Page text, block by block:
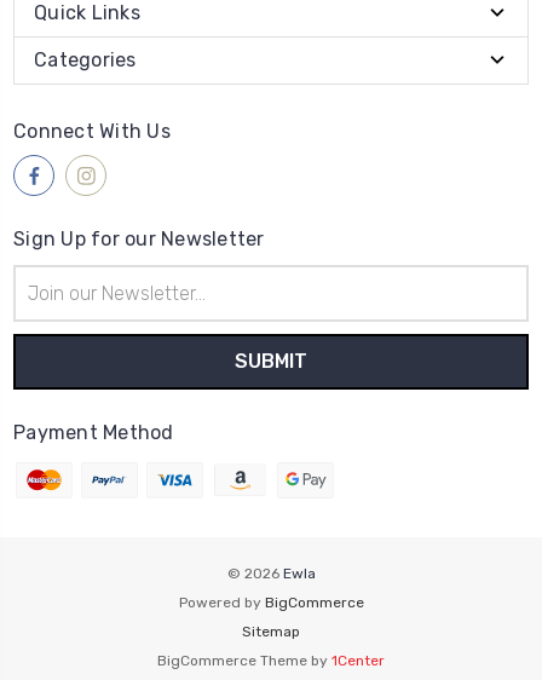
Quick Links
Categories
Connect With Us
Sign Up for our Newsletter
Address
Payment Method
© 2026 Ewla
Powered by BigCommerce
Sitemap
BigCommerce Theme by 1Center